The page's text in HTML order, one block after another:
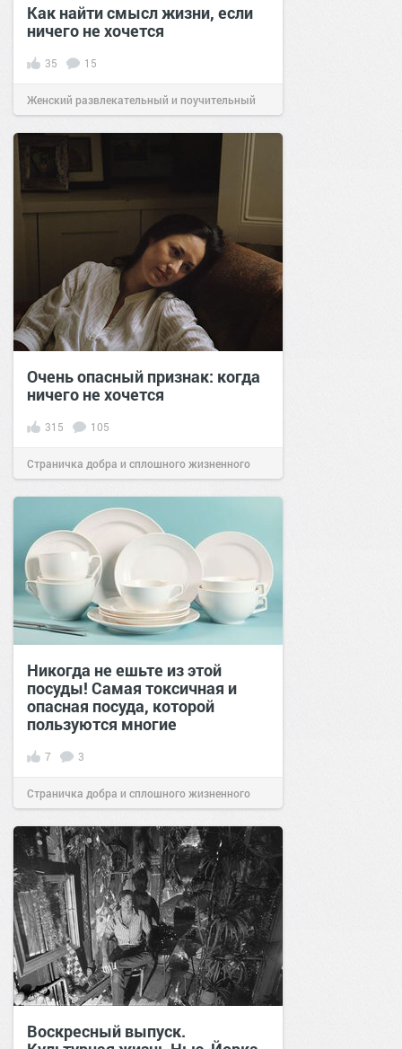
Как найти смысл жизни, если
ничего не хочется
35 15
Женский развлекательный и поучительный
сайт.18:1502 окт 2019
Очень опасный признак: когда
ничего не хочется
315 105
Страничка добра и сплошного жизненного
позитива!15:2018 дек 2021
Никогда не ешьте из этой
посуды! Самая токсичная и
опасная посуда, которой
пользуются многие
7 3
Страничка добра и сплошного жизненного
позитива!14:2010 янв 2026
Воскресный выпуск.